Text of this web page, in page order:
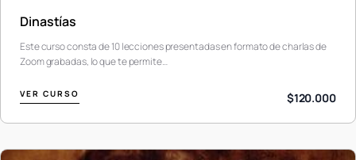
Dinastías
Este curso consta de 10 lecciones presentadas en formato de charlas de
Zoom grabadas, lo que te permite…
VER CURSO $120.000